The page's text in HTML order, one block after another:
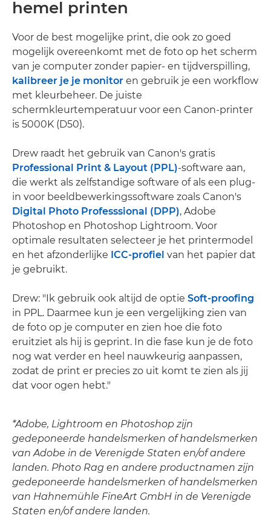
hemel printen
Voor de best mogelijke print, die ook zo goed
mogelijk overeenkomt met de foto op het scherm
van je computer zonder papier- en tijdverspilling,
kalibreer je je monitor en gebruik je een workflow
met kleurbeheer. De juiste
schermkleurtemperatuur voor een Canon-printer
is 5000K (D50).
Drew raadt het gebruik van Canon's gratis
Professional Print & Layout (PPL)-software aan,
die werkt als zelfstandige software of als een plug-
in voor beeldbewerkingssoftware zoals Canon's
Digital Photo Professsional (DPP), Adobe
Photoshop en Photoshop Lightroom. Voor
optimale resultaten selecteer je het printermodel
en het afzonderlijke ICC-profiel van het papier dat
je gebruikt.
Drew: "Ik gebruik ook altijd de optie Soft-proofing
in PPL. Daarmee kun je een vergelijking zien van
de foto op je computer en zien hoe die foto
eruitziet als hij is geprint. In die fase kun je de foto
nog wat verder en heel nauwkeurig aanpassen,
zodat de print er precies zo uit komt te zien als jij
dat voor ogen hebt."
*Adobe, Lightroom en Photoshop zijn
gedeponeerde handelsmerken of handelsmerken
van Adobe in de Verenigde Staten en/of andere
landen. Photo Rag en andere productnamen zijn
gedeponeerde handelsmerken of handelsmerken
van Hahnemühle FineArt GmbH in de Verenigde
Staten en/of andere landen.